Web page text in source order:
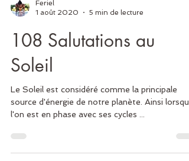
1 août 2020
108 Salutations au
Soleil
Le Soleil est considéré comme la principale
source d'énergie de notre planète. Ainsi lorsque
l'on est en phase avec ses cycles ...